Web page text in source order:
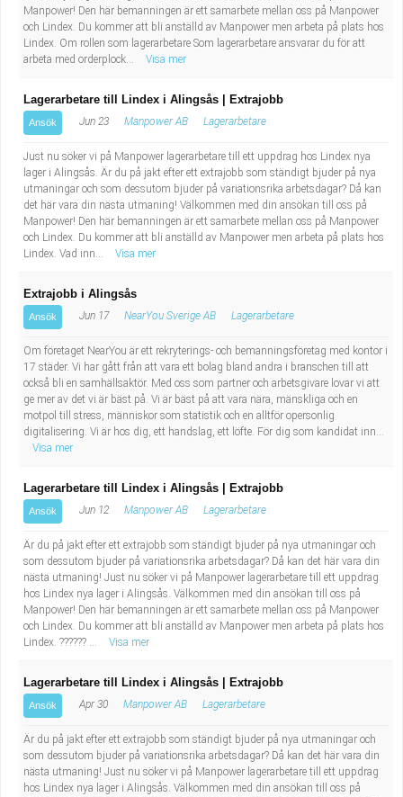
Manpower! Den här bemanningen är ett samarbete mellan oss på Manpower
och Lindex. Du kommer att bli anställd av Manpower men arbeta på plats hos
Lindex. Om rollen som lagerarbetare Som lagerarbetare ansvarar du för att
arbeta med orderplock...
Visa mer
Lagerarbetare till Lindex i Alingsås | Extrajobb
Ansök Jun 23 Manpower AB Lagerarbetare
Just nu söker vi på Manpower lagerarbetare till ett uppdrag hos Lindex nya
lager i Alingsås. Är du på jakt efter ett extrajobb som ständigt bjuder på nya
utmaningar och som dessutom bjuder på variationsrika arbetsdagar? Då kan
det här vara din nästa utmaning! Välkommen med din ansökan till oss på
Manpower! Den här bemanningen är ett samarbete mellan oss på Manpower
och Lindex. Du kommer att bli anställd av Manpower men arbeta på plats hos
Lindex. Vad inn...
Visa mer
Extrajobb i Alingsås
Ansök Jun 17 NearYou Sverige AB Lagerarbetare
Om företaget NearYou är ett rekryterings- och bemanningsföretag med kontor i
17 städer. Vi har gått från att vara ett bolag bland andra i branschen till att
också bli en samhällsaktör. Med oss som partner och arbetsgivare lovar vi att
ge mer av det vi är bäst på. Vi är bäst på att vara nära, mänskliga och en
motpol till stress, människor som statistik och en alltför opersonlig
digitalisering. Vi är hos dig, ett handslag, ett löfte. För dig som kandidat inn...
Visa mer
Lagerarbetare till Lindex i Alingsås | Extrajobb
Ansök Jun 12 Manpower AB Lagerarbetare
Är du på jakt efter ett extrajobb som ständigt bjuder på nya utmaningar och
som dessutom bjuder på variationsrika arbetsdagar? Då kan det här vara din
nästa utmaning! Just nu söker vi på Manpower lagerarbetare till ett uppdrag
hos Lindex nya lager i Alingsås. Välkommen med din ansökan till oss på
Manpower! Den här bemanningen är ett samarbete mellan oss på Manpower
och Lindex. Du kommer att bli anställd av Manpower men arbeta på plats hos
Lindex. ?????? ...
Visa mer
Lagerarbetare till Lindex i Alingsås | Extrajobb
Ansök Apr 30 Manpower AB Lagerarbetare
Är du på jakt efter ett extrajobb som ständigt bjuder på nya utmaningar och
som dessutom bjuder på variationsrika arbetsdagar? Då kan det här vara din
nästa utmaning! Just nu söker vi på Manpower lagerarbetare till ett uppdrag
hos Lindex nya lager i Alingsås. Välkommen med din ansökan till oss på